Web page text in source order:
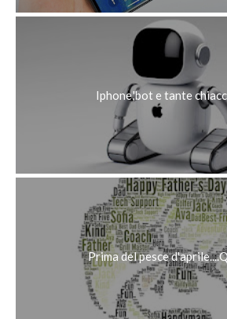
Iphone,'bot e tante
Prima del pesce